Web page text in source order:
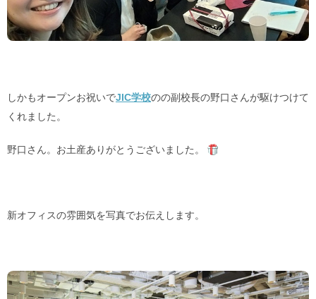
しかもオープンお祝いでJIC学校のの副校長の野口さんが駆けつけて
くれました。
野口さん。お土産ありがとうございました。
新オフィスの雰囲気を写真でお伝えします。